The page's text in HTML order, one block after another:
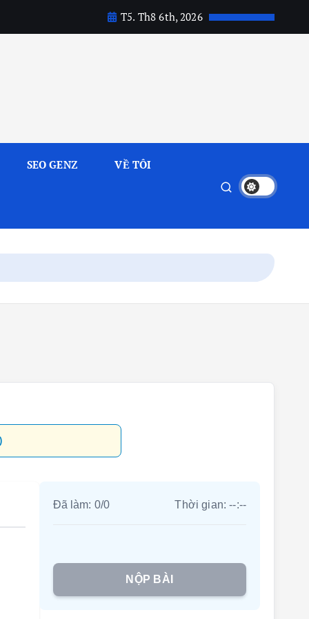
T5. Th8 6th, 2026
SEO GENZ VỀ TÔI
Đã làm: 0/0 Thời gian:--:--
NỘP BÀI